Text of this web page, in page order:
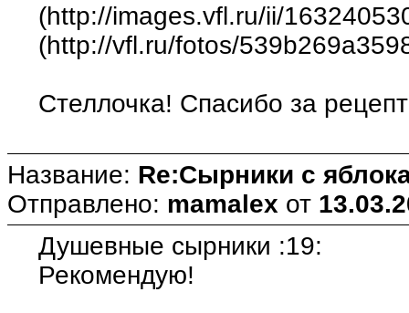
(http://images.vfl.ru/ii/
(http://vfl.ru/fotos/
Стеллочка! Спасибо за
Название: Re:Сырники с
Отправлено: mamalex от
Душевные сырники :19:
Рекомендую!